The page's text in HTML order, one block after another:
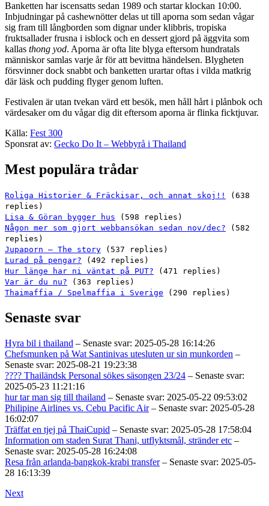
Banketten har iscensatts sedan 1989 och startar klockan 10:00.
Inbjudningar på cashewnötter delas ut till aporna som sedan vågar
sig fram till långborden som dignar under klibbris, tropiska
fruktsallader frusna i isblock och en dessert gjord på äggvita som
kallas thong yod. Aporna är ofta lite blyga eftersom hundratals
människor samlas varje år för att bevittna händelsen. Blygheten
försvinner dock snabbt och banketten urartar oftas i vilda matkrig
där läsk och pudding flyger genom luften.
Festivalen är utan tvekan värd ett besök, men håll hårt i plånbok och
värdesaker om du vågar dig dit eftersom aporna är flinka ficktjuvar.
Källa: Fest 300
Sponsrat av: Gecko Do It – Webbyrå i Thailand
Mest populära trådar
Roliga Historier & Fräckisar, och annat skoj!!
(638
replies)
Lisa & Göran bygger hus (598 replies)
Någon mer som gjort webbansökan sedan nov/dec? (582
replies)
Jupaporn – The story (537 replies)
Lurad på pengar? (492 replies)
Hur länge har ni väntat på PUT? (471 replies)
Var är du nu? (363 replies)
Thaimaffia / Spelmaffia i Sverige (290 replies)
Senaste svar
Hyra bil i thailand – Senaste svar: 2025-05-28 16:14:26
Chefsmunken på Wat Santinivas utesluten ur sin munkorden –
Senaste svar: 2025-08-21 19:23:38
???? Thailändsk Personal sökes säsongen 23/24 – Senaste svar:
2025-05-23 11:21:16
hur tar man sig till thailand – Senaste svar: 2025-05-22 09:53:02
Philipine Airlines vs. Cebu Pacific Air– Senaste svar: 2025-05-28
16:02:07
Träffat en tjej på ThaiCupid – Senaste svar: 2025-05-28 17:58:04
Information om staden Surat Thani, utflyktsmål, stränder etc –
Senaste svar: 2025-05-28 16:24:08
Resa från arlanda-bangkok-krabi transfer– Senaste svar: 2025-05-
28 16:13:39
Next